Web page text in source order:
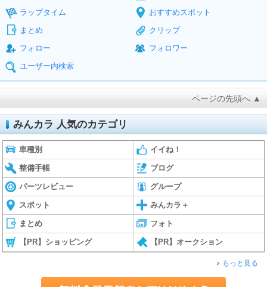
ラップタイム
おすすめスポット
まとめ
クリップ
フォロー
フォロワー
ユーザー内検索
ページの先頭へ ▲
みんカラ 人気のカテゴリ
車種別 イイね！
整備手帳 ブログ
パーツレビュー グループ
スポット みんカラ＋
まとめ フォト
【PR】ショッピング 【PR】オークション
もっと見る